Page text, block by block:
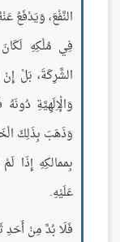
النَّفْعَ، وَيَدْفَعُ
فِي مُلْكِهِ
الشَّرِكَةَ، بَلْ
وَالْإِلَهِيَّةِ
وَذَهَبَ بِذَلِكَ
بِممالكِهِ إِذَا
عَلَيْهِ.
فَلَا بُدَّ مِنْ أَحَدِ